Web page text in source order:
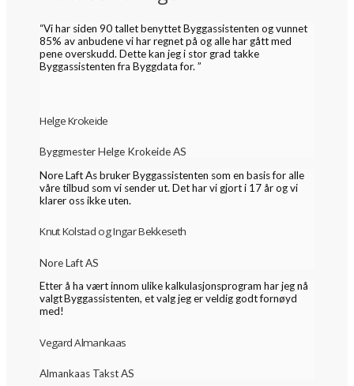
“Vi har siden 90 tallet benyttet Byggassistenten og vunnet
85% av anbudene vi har regnet på og alle har gått med
pene overskudd. Dette kan jeg i stor grad takke
Byggassistenten fra Byggdata for. ”
Helge Krokeide
Byggmester Helge Krokeide AS
Nore Laft As bruker Byggassistenten som en basis for alle
våre tilbud som vi sender ut. Det har vi gjort i 17 år og vi
klarer oss ikke uten.
Knut Kolstad og Ingar Bekkeseth
Nore Laft AS
Etter å ha vært innom ulike kalkulasjonsprogram har jeg nå
valgt Byggassistenten, et valg jeg er veldig godt fornøyd
med!
Vegard Almankaas
Almankaas Takst AS